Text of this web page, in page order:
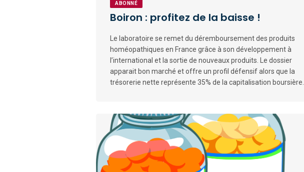
ABONNÉ
Boiron : profitez de la baisse !
Le laboratoire se remet du déremboursement des produits
homéopathiques en France grâce à son développement à
l’international et la sortie de nouveaux produits. Le dossier
apparait bon marché et offre un profil défensif alors que la
trésorerie nette représente 35% de la capitalisation boursière.